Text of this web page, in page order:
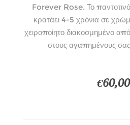
Forever Rose. Το
κρατάει 4-5 χρόνια σε
χειροποίητο διακοσμημένο
στους αγαπημένους
€60,00